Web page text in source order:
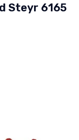
Steyr 6165